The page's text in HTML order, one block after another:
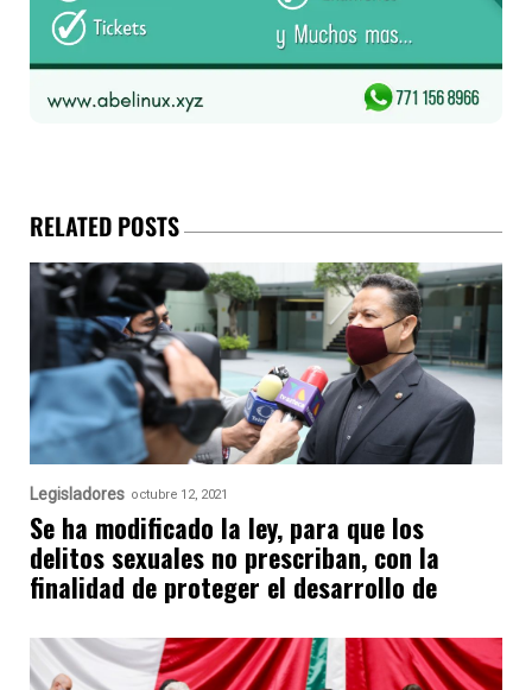
RELATED POSTS
Legisladores octubre 12, 2021
Se ha modificado la ley, para que los
delitos sexuales no prescriban, con la
finalidad de proteger el desarrollo de